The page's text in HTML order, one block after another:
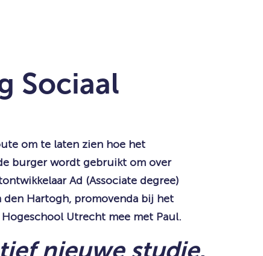
Sociaal
om te laten zien hoe het
burger wordt gebruikt om over
Ad (Associate degree)
den Hartogh, promovenda bij het
Utrecht mee met Paul.
nieuwe studie.